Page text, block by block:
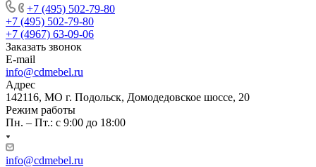
+7 (495) 502-79-80
+7 (495) 502-79-80
+7 (4967) 63-09-06
Заказать звонок
E-mail
info@cdmebel.ru
Адрес
142116, МО г. Подольск, Домодедовское шоссе, 20
Режим работы
Пн. – Пт.: с 9:00 до 18:00
info@cdmebel.ru